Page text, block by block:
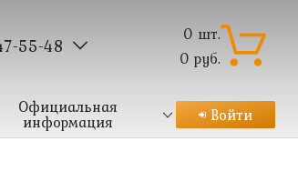
55-48 0 шт.
0 руб.
Официальная
информация Войти